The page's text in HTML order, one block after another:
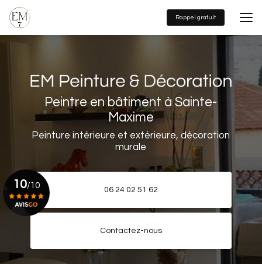
au
contenu
Rappel gratuit
Peintre en bâtiment à Sainte-
Maxime
Peinture intérieure et extérieure, décoration
murale
06 24 02 51 62
Contactez-nous
10/10